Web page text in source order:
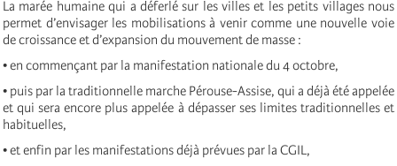
La marée humaine qui a déferlé sur les villes et les petits villages nous
permet d’envisager les mobilisations à venir comme une nouvelle voie
de croissance et d’expansion du mouvement de masse :
• en commençant par la manifestation nationale du 4 octobre,
• puis par la traditionnelle marche Pérouse-Assise, qui a déjà été appelée
et qui sera encore plus appelée à dépasser ses limites traditionnelles et
habituelles,
• et enfin par les manifestations déjà prévues par la CGIL,